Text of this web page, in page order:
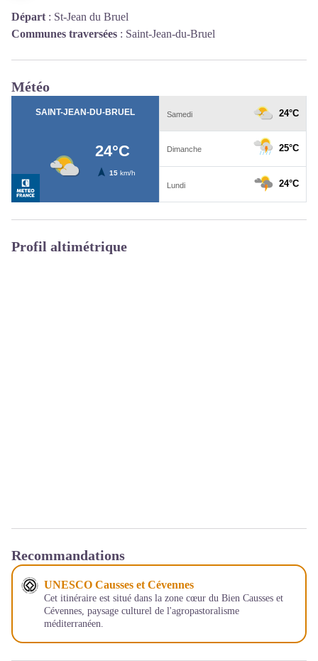
Départ : St-Jean du Bruel
Communes traversées : Saint-Jean-du-Bruel
Météo
Profil altimétrique
Recommandations
UNESCO Causses et Cévennes
Cet itinéraire est situé dans la zone cœur du Bien Causses et
Cévennes, paysage culturel de l'agropastoralisme
méditerranéen.